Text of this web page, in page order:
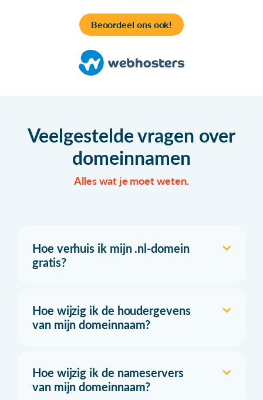
Beoordeel ons ook!
Veelgestelde vragen over
domeinnamen
Alles wat je moet weten.
Hoe verhuis ik mijn .nl-domein
gratis?
Hoe wijzig ik de houdergevens
van mijn domeinnaam?
Hoe wijzig ik de nameservers
van mijn domeinnaam?